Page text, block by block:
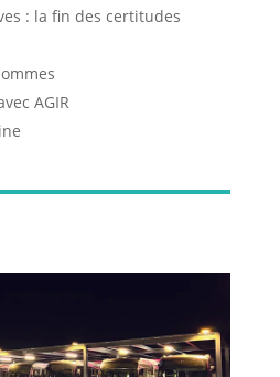
: la fin des certitudes
AGIR